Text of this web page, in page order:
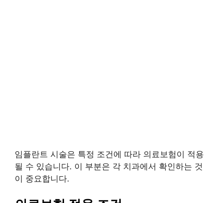
임플란트 시술은 특정 조건에 따라 의료보험이 적용
될 수 있습니다. 이 부분은 각 치과에서 확인하는 것
이 중요합니다.